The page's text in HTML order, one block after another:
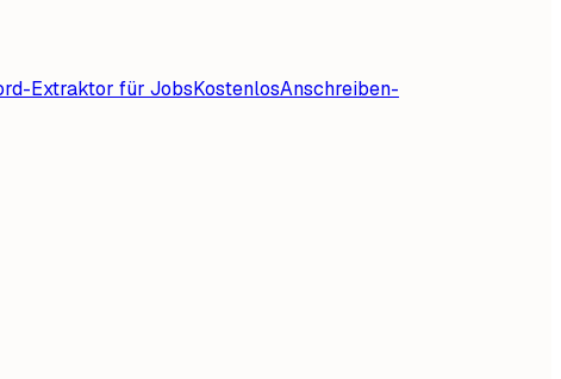
Extraktor für JobsKostenlosAnschreiben-